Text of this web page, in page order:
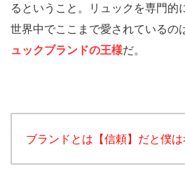
るということ。リュックを専門的
世界中でここまで愛されているの
ュックブランドの王様だ。
ブランドとは【信頼】だと僕は